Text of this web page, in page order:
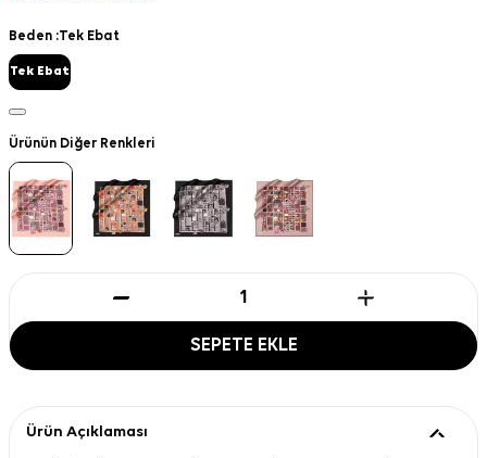
Beden :Tek Ebat
Tek Ebat
Ürünün Diğer Renkleri
SEPETE EKLE
Ürün Açıklaması